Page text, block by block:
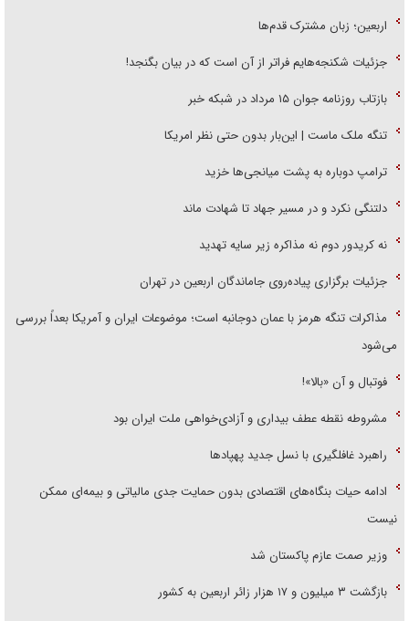
اربعین؛ زبان مشترک قدم‌ها
جزئیات شکنجه‌هایم فراتر از آن است که در بیان بگنجد!
بازتاب روزنامه جوان ۱۵ مرداد در شبکه خبر
تنگه ملک ماست | این‌بار بدون حتی نظر امریکا
ترامپ دوباره به پشت میانجی‌ها خزید
دلتنگی نکرد و در مسیر جهاد تا شهادت ماند
نه کریدور دوم نه مذاکره زیر سایه تهدید
جزئیات برگزاری پیاده‌روی جاماندگان اربعین در تهران
مذاکرات تنگه هرمز با عمان دوجانبه است؛ موضوعات ایران و آمریکا بعداً بررسی
می‌شود
فوتبال و آن «بالا»!
مشروطه نقطه عطف بیداری و آزادی‌خواهی ملت ایران بود
راهبرد غافلگیری با نسل جدید پهپاد‌ها
ادامه حیات بنگاه‌های اقتصادی بدون حمایت جدی مالیاتی و بیمه‌ای ممکن
نیست
وزیر صمت عازم پاکستان شد
بازگشت ۳ میلیون و ۱۷ هزار زائر اربعین به کشور